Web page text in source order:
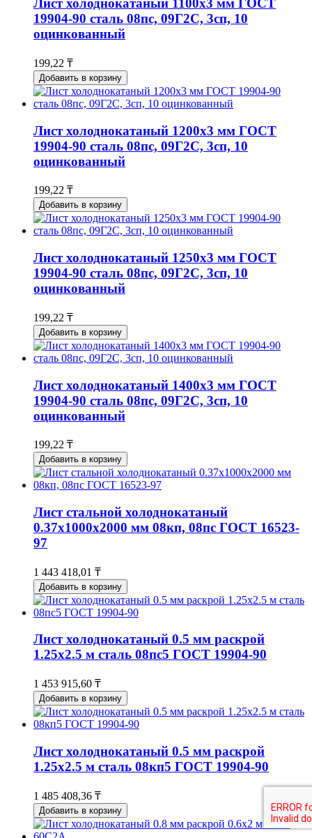
Лист холоднокатаный 1100x3 мм ГОСТ
19904-90 сталь 08пс, 09Г2С, 3сп, 10
оцинкованный
199,22 ₸
Добавить в корзину
Лист холоднокатаный 1200x3 мм ГОСТ
19904-90 сталь 08пс, 09Г2С, 3сп, 10
оцинкованный
199,22 ₸
Добавить в корзину
Лист холоднокатаный 1250x3 мм ГОСТ
19904-90 сталь 08пс, 09Г2С, 3сп, 10
оцинкованный
199,22 ₸
Добавить в корзину
Лист холоднокатаный 1400x3 мм ГОСТ
19904-90 сталь 08пс, 09Г2С, 3сп, 10
оцинкованный
199,22 ₸
Добавить в корзину
Лист стальной холоднокатаный
0.37х1000х2000 мм 08кп, 08пс ГОСТ 16523-
97
1 443 418,01 ₸
Добавить в корзину
Лист холоднокатаный 0.5 мм раскрой
1.25х2.5 м сталь 08пс5 ГОСТ 19904-90
1 453 915,60 ₸
Добавить в корзину
Лист холоднокатаный 0.5 мм раскрой
1.25х2.5 м сталь 08кп5 ГОСТ 19904-90
1 485 408,36 ₸
Добавить в корзину